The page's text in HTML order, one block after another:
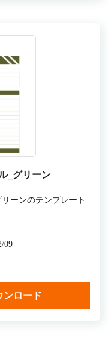
_グリーン
ーンのテンプレート
09
ンロード